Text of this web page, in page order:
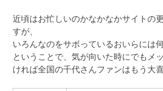
近頃はお忙しいのかなかなかサイトの
すが、
いろんなのをサボっているおいらには
ということで、気が向いた時にでもメ
ければ全国の千代さんファンはもう大